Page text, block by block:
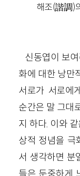
해조(諧調)
신동엽이 보
화에 대한 낭만
서로가 서로에
순간은 말 그대
지 하다. 이와
상적 정념을 극
서 생각하면 분